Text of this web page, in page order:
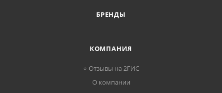
БРЕНДЫ
КОМПАНИЯ
⭐ Отзывы на 2ГИС
О компании